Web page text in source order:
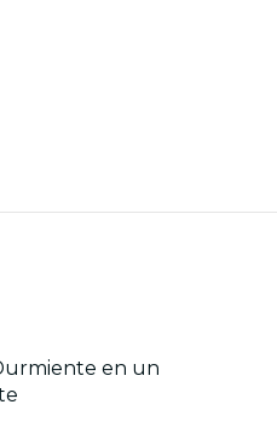
en un